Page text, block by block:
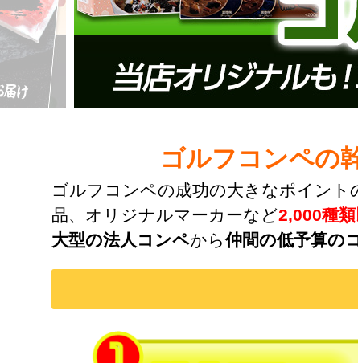
ゴルフコンペの
ゴルフコンペの成功の大きなポイン
品、オリジナルマーカーなど2,000種
大型の法人コンペから仲間の低予算の